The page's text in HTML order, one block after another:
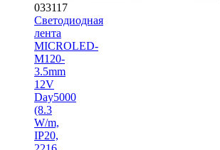
033117
Светодиодная
лента
MICROLED-
M120-
3.5mm
12V
Day5000
(8.3
W/m,
IP20,